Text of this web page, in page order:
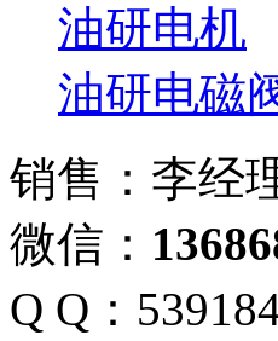
油研电机
油研电磁
销售：李经
微信：
Q Q：